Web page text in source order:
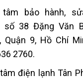
tâm bảo hành,
số 38 Đặng Văn
Quận 9, Hồ Chí
2760.
điện lạnh Tân